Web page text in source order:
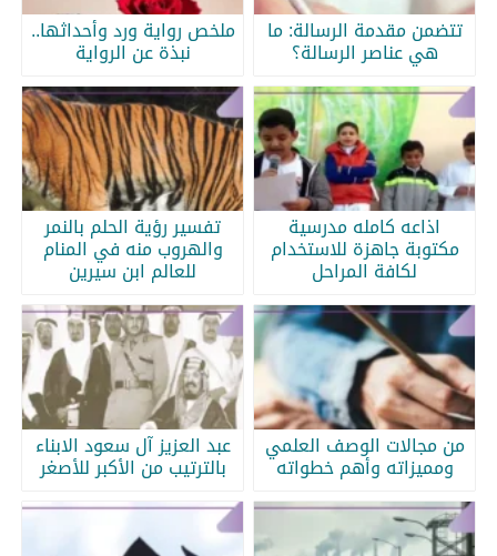
تتضمن مقدمة الرسالة: ما
هي عناصر الرسالة؟
ملخص رواية ورد وأحداثها..
نبذة عن الرواية
اذاعه كامله مدرسية
مكتوبة جاهزة للاستخدام
لكافة المراحل
تفسير رؤية الحلم بالنمر
والهروب منه في المنام
للعالم ابن سيرين
من مجالات الوصف العلمي
ومميزاته وأهم خطواته
عبد العزيز آل سعود الابناء
بالترتيب من الأكبر للأصغر